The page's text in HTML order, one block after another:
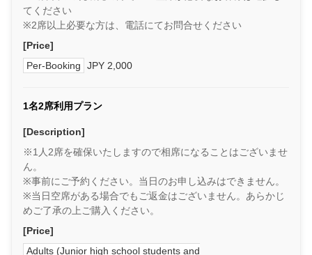
てください
※2席以上必要な方は、電話にてお問合せください
[Price]
Per-Booking
JPY 2,000
1名2席利用プラン
[Description]
※1人2席を確保いたしますので相席になることはございませ
ん。
※事前にご予約ください。当日のお申し込みはできません。
※当日空席がある場合でもご返金はございません。あらかじ
めご了承の上ご購入ください。
[Price]
Adults (Junior high school students and